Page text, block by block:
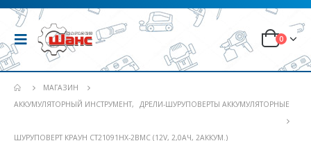
0
МАГАЗИН
АККУМУЛЯТОРНЫЙ ИНСТРУМЕНТ, ДРЕЛИ-ШУРУПОВЕРТЫ АККУМУЛЯТОРНЫЕ
ШУРУПОВЕРТ КРАУН СТ21091НХ-2BMC (12V, 2,0АЧ, 2АККУМ.)